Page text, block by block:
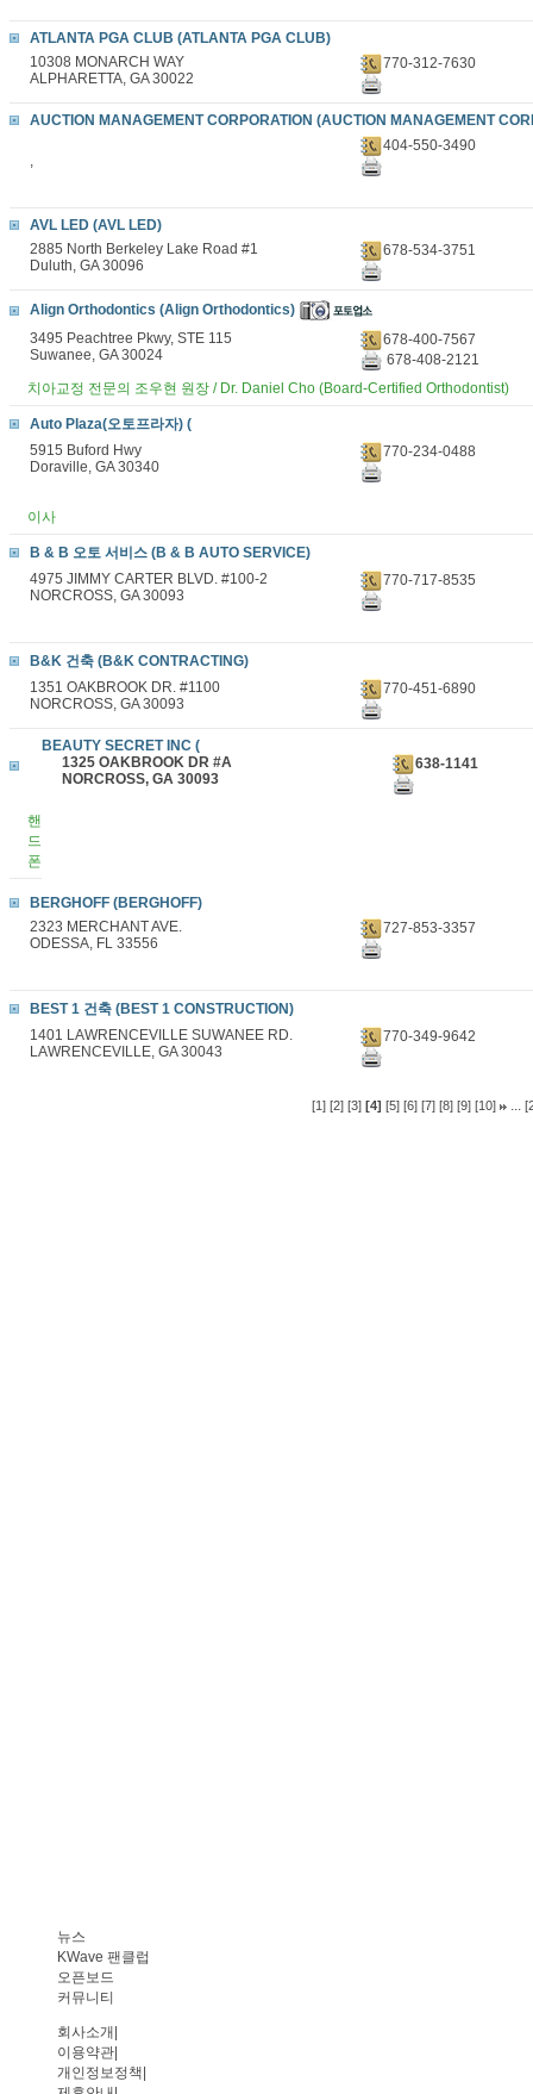
ATLANTA PGA CLUB (ATLANTA PGA CLUB)
10308 MONARCH WAY
ALPHARETTA, GA 30022
770-312-7630
AUCTION MANAGEMENT CORPORATION (AUCTION MANAGEMENT
,
404-550-3490
AVL LED (AVL LED)
2885 North Berkeley Lake Road #1
Duluth, GA 30096
678-534-3751
Align Orthodontics (Align Orthodontics)
3495 Peachtree Pkwy, STE 115
Suwanee, GA 30024
678-400-7567
678-408-2121
치아교정 전문의 조우현 원장 / Dr. Daniel Cho (Board-Certified Orthodontist)
Auto Plaza(오토프라자) (
5915 Buford Hwy
Doraville, GA 30340
770-234-0488
이사
B & B 오토 서비스 (B & B AUTO SERVICE)
4975 JIMMY CARTER BLVD. #100-2
NORCROSS, GA 30093
770-717-8535
B&K 건축 (B&K CONTRACTING)
1351 OAKBROOK DR. #1100
NORCROSS, GA 30093
770-451-6890
BEAUTY SECRET INC (
1325 OAKBROOK DR #A
NORCROSS, GA 30093
638-1141
핸
드
폰
BERGHOFF (BERGHOFF)
2323 MERCHANT AVE.
ODESSA, FL 33556
727-853-3357
BEST 1 건축 (BEST 1 CONSTRUCTION)
1401 LAWRENCEVILLE SUWANEE RD.
LAWRENCEVILLE, GA 30043
770-349-9642
[1] [2] [3] [4] [5] [6] [7] [8] [9] [10] ...
뉴스
KWave 팬클럽
오픈보드
커뮤니티
회사소개
이용약관
개인정보정책